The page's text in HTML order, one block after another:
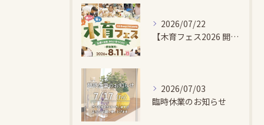
2026/07/22
【木育フェス2026 開催のお知らせ】
2026/07/03
臨時休業のお知らせ